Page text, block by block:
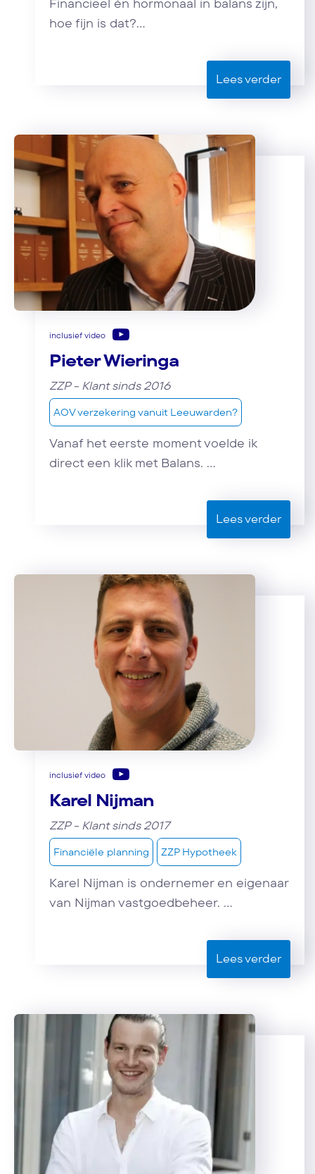
hoe fijn is dat?...
Lees verder
inclusief video
Pieter Wieringa
ZZP - Klant sinds 2016
AOV verzekering vanuit Leeuwarden?
Vanaf het eerste moment voelde ik
direct een klik met Balans. ...
Lees verder
inclusief video
Karel Nijman
ZZP - Klant sinds 2017
Financiële planning ZZP Hypotheek
Karel Nijman is ondernemer en eigenaar
van Nijman vastgoedbeheer. ...
Lees verder